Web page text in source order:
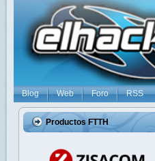
Blog Web Foro RSS
Productos FTTH